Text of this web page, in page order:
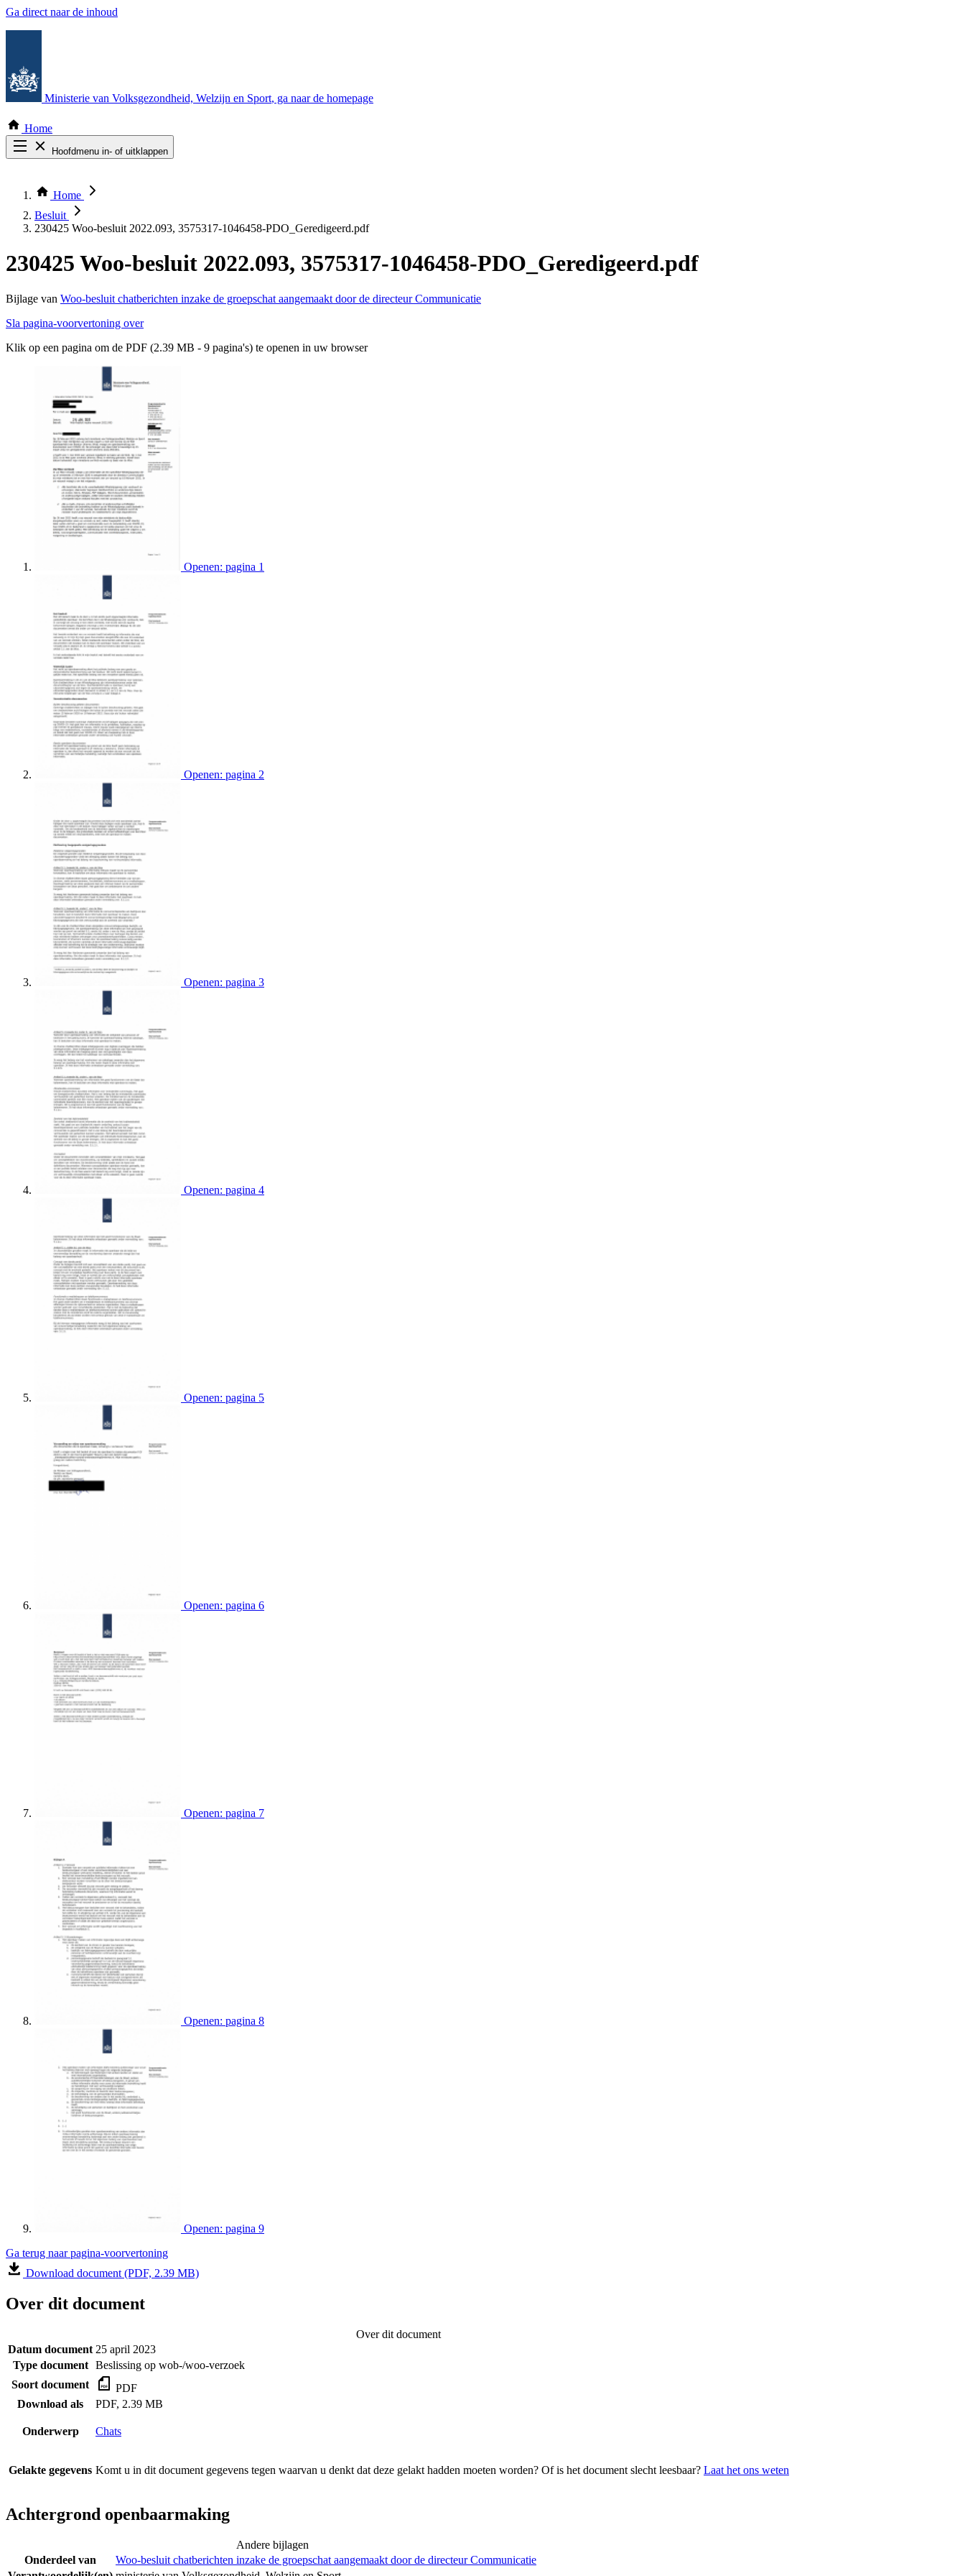
Ga direct naar de inhoud
Ministerie van Volksgezondheid, Welzijn en Sport, ga naar de homepage
Home
Hoofdmenu in- of uitklappen
Thema COVID-19
Bekijk per bestuursorgaan
Home
Besluit
230425 Woo-besluit 2022.093, 3575317-1046458-PDO_Geredigeerd.pdf
230425 Woo-besluit 2022.093, 3575317-1046458-PDO_Geredigeerd.pdf
Bijlage van Woo-besluit chatberichten inzake de groepschat aangemaakt door de directeur Communicatie
Sla pagina-voorvertoning over
Klik op een pagina om de PDF (2.39 MB - 9 pagina's) te openen in uw browser
Openen: pagina 1
Openen: pagina 2
Openen: pagina 3
Openen: pagina 4
Openen: pagina 5
Openen: pagina 6
Openen: pagina 7
Openen: pagina 8
Openen: pagina 9
Ga terug naar pagina-voorvertoning
Download document (PDF, 2.39 MB)
Over dit document
Over dit document
Datum document 25 april 2023
Type document
Beslissing op wob-/woo-verzoek
Soort document
PDF
Download als
PDF, 2.39 MB
Onderwerp Chats
Gelakte gegevens Komt u in dit document gegevens tegen waarvan u denkt dat deze gelakt hadden moeten worden? Of is het document slecht leesbaar? Laat het ons weten
Achtergrond openbaarmaking
Andere bijlagen
Onderdeel van
Woo-besluit chatberichten inzake de groepschat aangemaakt door de directeur Communicatie